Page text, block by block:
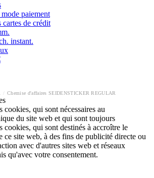
paiement
cartes de crédit
instant.
Chemise d'affaires SEIDENSTICKER REGULAR
cookies, qui sont nécessaires au
du site web et qui sont toujours
cookies, qui sont destinés à accroître le
ce site web, à des fins de publicité directe ou
avec d'autres sites web et réseaux
qu'avec votre consentement.